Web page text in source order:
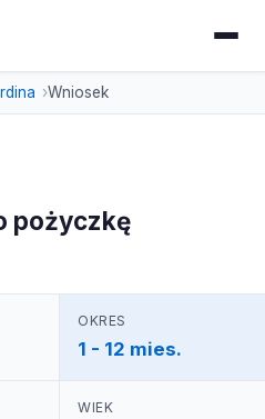
Wniosek
pożyczkę
OKRES
1 - 12 mies.
WIEK